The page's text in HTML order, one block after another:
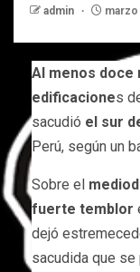
admin marzo
Al menos doce
edificaciones
sacudió el sur
Perú, según un
Sobre el
fuerte temblor
dejó
sacudida que